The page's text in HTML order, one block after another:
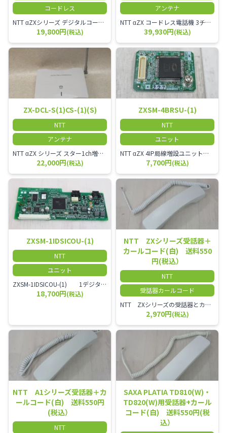
コードレス
NTT αZXシリーズ デジタルコードレス電話機（黒） 倉庫や工場など、オフィスから離れて仕事をする方に適しています。 コードレス単体では使用できないので、別途、専用の主装置及びアンテナが必要です。
19,800円(税込)
アンテナ
NTT αZX コードレス電話機 3チャンネル用 接続装置 マスター デジタルコードレス（ZX-DCL-PS等）の専用管理用アンテナです。
39,930円(税込)
ZX-DCL-S(1)CS-(1)(S)
NTT
アンテナ
NTT αZX シリーズ スター1ch増設接続装置 コードレス接続用アンテナ ZX-DCL-S1CS-1M ZX-DCL-PS等と組み合わせて使用します。 ZX-DCL-PSを複数台接続できますが同時に通話できるのは１台のみです。
22,000円(税込)
ZXSM-4BRSU-(1)
NTT
ユニット
NTT αZX 4IP局線増設ユニット ひかり電話オフィスタイプで4ch以上にしたい場合必要となるユニットです。
7,700円(税込)
ZXSM-1IDSICOU-(1)
NTT
ユニット
ZXSM-1IDSICOU-(1) 1デジタル局線ユニット
18,700円(税込)
NTT ZXシリーズ受話器＋
カールコード(白) 送料550
円(税込）
NTT
受話器カールコード
NTT ZXシリーズの受話器とカールコードセット／本商品は中古品となります。 写真では分かりにくいキズ・汚れなどの使用感があります。 経年変化で日焼けの色味が強くなる場合がございます。 予めご理解・ご了承頂きますようお願いいたします。
2,970円(税込)
NTT A1シリーズ受話器＋カ
ールコード(白) 送料550円
(税込）
NTT
SAXA PLATIA TD810(W)・
TD820(W)用受話器+カール
コード(白) 送料550円(税
込）